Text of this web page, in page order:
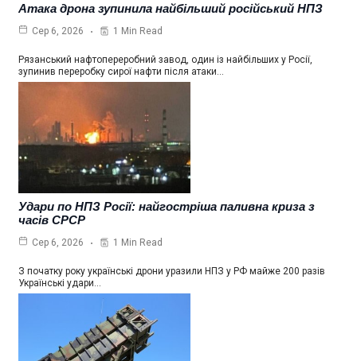
Атака дрона зупинила найбільший російський НПЗ
Сер 6, 2026 1 Min Read
Рязанський нафтопереробний завод, один із найбільших у Росії,
зупинив переробку сирої нафти після атаки…
Удари по НПЗ Росії: найгостріша паливна криза з
часів СРСР
Сер 6, 2026 1 Min Read
З початку року українські дрони уразили НПЗ у РФ майже 200 разів
Українські удари…